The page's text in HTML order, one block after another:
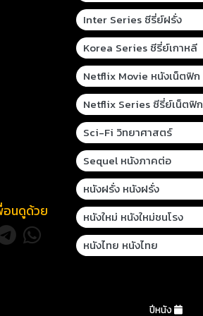
อนดูด้วย
Inter Series ซีรี่ย์ฝรั่ง
Korea Series ซีรี่ย์เกาหลี
Netflix Movie หนังเน็ตฟิก
Netflix Series ซีรี่ย์เน็ตฟิก
Sci-Fi วิทยาศาสตร์
Sequel หนังภาคต่อ
หนังฝรั่ง หนังฝรั่ง
หนังใหม่ หนังใหม่ชนโรง
หนังไทย หนังไทย
ปีหนัง